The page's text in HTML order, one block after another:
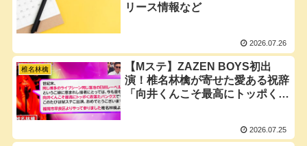
リース情報など
2026.07.26
椎名林檎
【Mステ】ZAZEN BOYS初出
演！椎名林檎が寄せた愛ある祝辞
「向井くんこそ最高にトッポく洒
2026.07.25